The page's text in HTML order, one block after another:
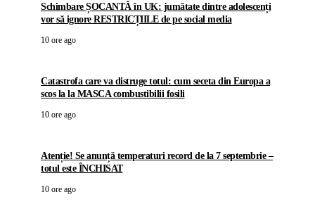
Schimbare ȘOCANTĂ în UK: jumătate dintre adolescenți
vor să ignore RESTRICȚIILE de pe social media
10 ore ago
Catastrofa care va distruge totul: cum seceta din Europa a
scos la la MASCA combustibilii fosili
10 ore ago
Atenție! Se anunță temperaturi record de la 7 septembrie –
totul este ÎNCHISAT
10 ore ago